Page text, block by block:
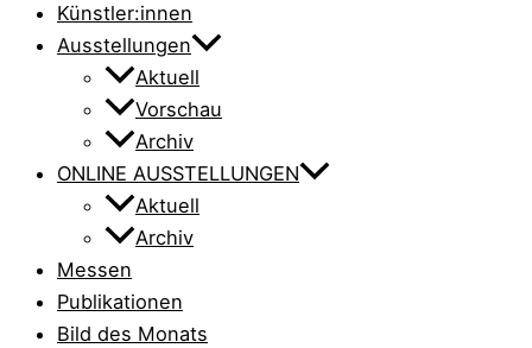
Künstler:innen
Ausstellungen
Aktuell
Vorschau
Archiv
ONLINE AUSSTELLUNGEN
Aktuell
Archiv
Messen
Publikationen
Bild des Monats